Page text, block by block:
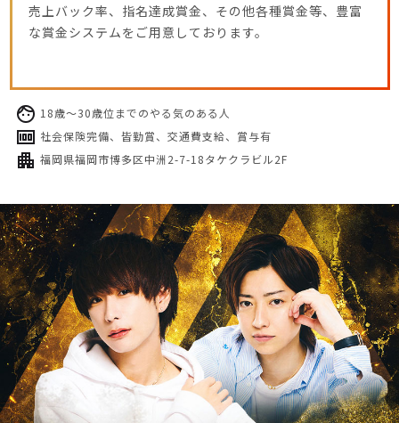
売上バック率、指名達成賞金、その他各種賞金等、豊富
な賞金システムをご用意しております。
18歳～30歳位までのやる気のある人
社会保険完備、皆勤賞、交通費支給、賞与有
福岡県福岡市博多区中洲2-7-18タケクラビル2F